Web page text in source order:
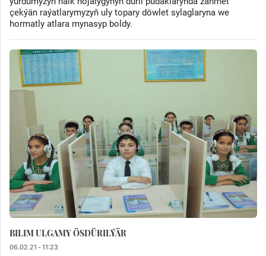
çekýän raýatlarymyzyň uly topary döwlet sylaglaryna we
hormatly atlara mynasyp boldy.
BILIM ULGAMY ÖSDÜRILÝÄR
06.02.21 - 11:23